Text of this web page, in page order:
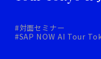
#対面セミナー
#SAP NOW AI Tour